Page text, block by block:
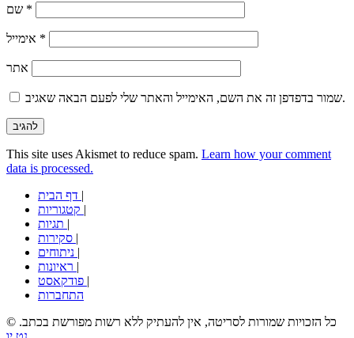
*
*
אתר
שמור בדפדפן זה את השם, האימייל והאתר שלי לפעם הבאה שאגיב.
This site uses Akismet to reduce spam. Learn how your comment
data is processed.
|
|
|
|
|
|
|
התחברות
© כל הזכויות שמורות לסריטה, אין להעתיק ללא רשות מפורשת בכתב.